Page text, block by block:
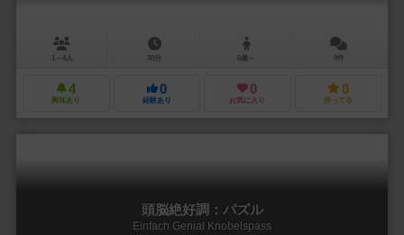
1～4人 30分 6歳～ 0件
4
興味あり
0
経験あり
0
お気に入り
0
持ってる
頭脳絶好調：パズル
Einfach Genial Knobelspass